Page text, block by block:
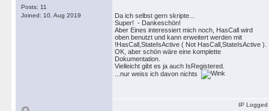
Posts: 11
Joined: 10. Aug 2019
Da ich selbst gern skripte...
Super! - Dankeschön!
Aber Eines interessiert mich noch, HasCall wird
oben benutzt und kann erweitert werden mit
!HasCall,StateIsActive ( Not HasCall,StateIsActive ).
OK, aber schön wäre eine komplette
Dokumentation.
Vielleicht gibt es ja auch IsRegistered.
...nur weiss ich davon nichts
IP Logged